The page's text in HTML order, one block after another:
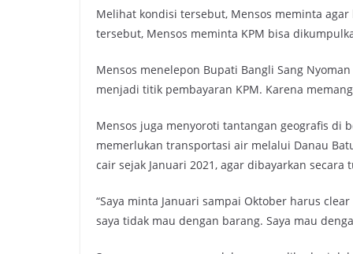
Melihat kondisi tersebut, Mensos meminta
tersebut, Mensos meminta KPM bisa
Mensos menelepon Bupati Bangli Sang
menjadi titik pembayaran KPM. Karena
Mensos juga menyoroti tantangan geografis di
memerlukan transportasi air melalui Danau
cair sejak Januari 2021, agar dibayarkan secara
“Saya minta Januari sampai Oktober harus
saya tidak mau dengan barang. Saya mau